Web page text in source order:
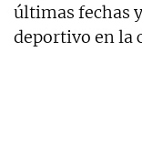
últimas fechas
deportivo en la